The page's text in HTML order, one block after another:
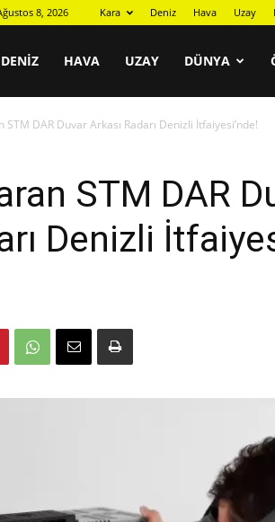
8, 2026 Kara Deniz Hava Uzay
DENIZ HAVA UZAY DÜNYA
DAR Duvar Arkası Radarı Denizli İtfaiyesi’nde!
STM DAR
Denizli